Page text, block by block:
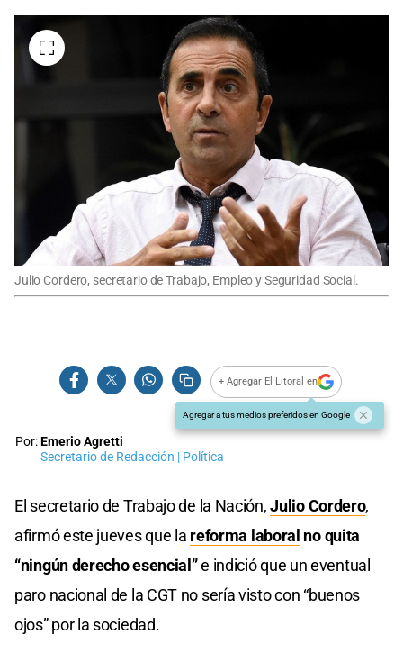
Julio Cordero, secretario de Trabajo, Empleo y Seguridad Social.
+ Agregar El Litoral en
Agregar a tus medios preferidos en Google
Por:Emerio Agretti
Secretario de Redacción | Política
El secretario de Trabajo de la Nación,Julio Cordero,
afirmó este jueves que la reforma laboral no quita
“ningún derecho esencial”e indició que un eventual
paro nacional de la CGT no sería visto con “buenos
ojos” por la sociedad.